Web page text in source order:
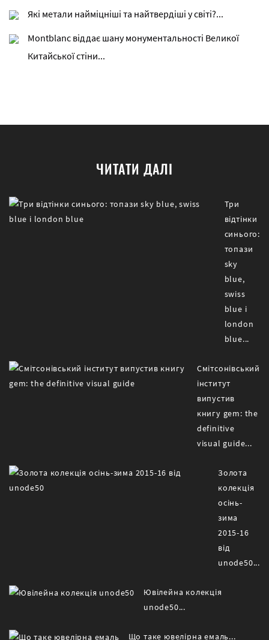
Які метали найміцніші та найтвердіші у світі?...
Montblanc віддає шану монументальності Великої
Китайської стіни...
ЧИТАТИ ДАЛІ
Три
відтінки
синього:
топази
sky
blue,
swiss
blue і
london
blue...
Смітсонівський
інститут
випустив
книгу gem: the
definitive
visual guide...
Золота
колекція
осінь-
зима
2015-16
від
unode50...
Ювілейна колекція
unode50...
Що таке ювелірна емаль...